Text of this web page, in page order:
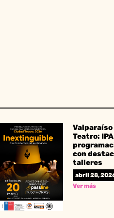
Valparaíso
Teatro:
con
talleres
abril 28,
Ver más